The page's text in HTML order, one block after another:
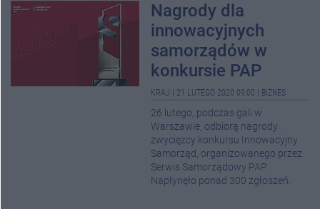
Nagrody dla
innowacyjnych
samorządów w
konkursie PAP
KRAJ 21 LUTEGO 2020 09:00 BIZNES
26 lutego, podczas gali w
Warszawie, odbiorą nagrody
zwycięzcy konkursu Innowacyjny
Samorząd, organizowanego przez
Serwis Samorządowy PAP.
Napłynęło ponad 300 zgłoszeń.